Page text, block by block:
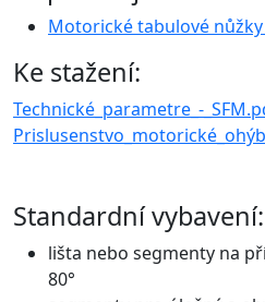
Motorické tabulové nůžky
Ke stažení:
Technické_parametre_-
Standardní vybavení:
lišta nebo segmenty na
80°